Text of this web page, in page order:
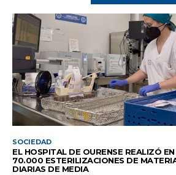
SOCIEDAD
EL HOSPITAL DE OURENSE REALIZÓ
70.000 ESTERILIZACIONES DE
DIARIAS DE MEDIA